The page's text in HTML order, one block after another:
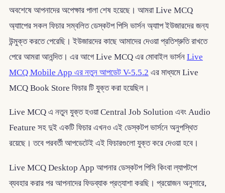
অবশেষে আপনাদের অপেক্ষার পালা শেষ হয়েছে। আমরা Live MCQ
অ্যাাপের সকল ফিচার সম্বলিত ডেস্কটপ পিসি ভার্সন অ্যাাপ ইউজারদের জন্য
উন্মুক্ত করতে পেরেছি। ইউজারদের কাছে আমাদের দেওয়া প্রতিশ্রুতি রাখতে
পেরে আমরা আনন্দিত। এর আগে Live MCQ এর মোবাইল ভার্সন Live
MCQ Mobile App এর নতুন আপডেট V-5.5.2 এর মাধ্যমে Live
MCQ Book Store ফিচার টি যুক্ত করা হয়েছিল।
Live MCQ এ নতুন যুক্ত হওয়া Central Job Solution এবং Audio
Feature সহ দুই একটি ফিচার এখনও এই ডেস্কটপ ভার্সনে অনুপস্থিত
রয়েছে। তবে পরবর্তী আপডেটেই এই ফিচারগুলো যুক্ত করে দেওয়া হবে।
Live MCQ Desktop App আপনার ডেস্কটপ পিসি কিংবা ল্যাপটপে
ব্যবহার করার পর আপনাদের ফিডব্যাক প্রত্যাশা করছি। প্রয়োজন অনুসারে,